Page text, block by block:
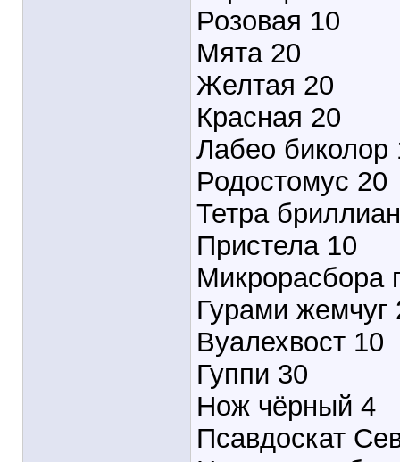
Розовая 10
Мята 20
Желтая 20
Красная 20
Лабео биколор
Родостомус 20
Тетра
Пристела 10
Микрорасбора
Гурами жемчуг
Вуалехвост 10
Гуппи 30
Нож чёрный 4
Псавдоскат